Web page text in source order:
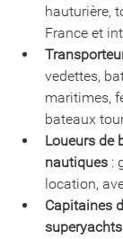
hauturière,
France et
vedettes,
maritimes,
bateaux
Loueurs de
nautiques :
location,
Capitaines
superyachts